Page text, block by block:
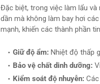
Đặc biệt, trong việc làm lẩu và
dần mà không làm bay hơi
mạnh, khiến các thành phần
Giữ độ ẩm: Nhiệt độ thấp
Bảo vệ chất dinh dưỡng:
Kiểm soát độ nhuyễn: